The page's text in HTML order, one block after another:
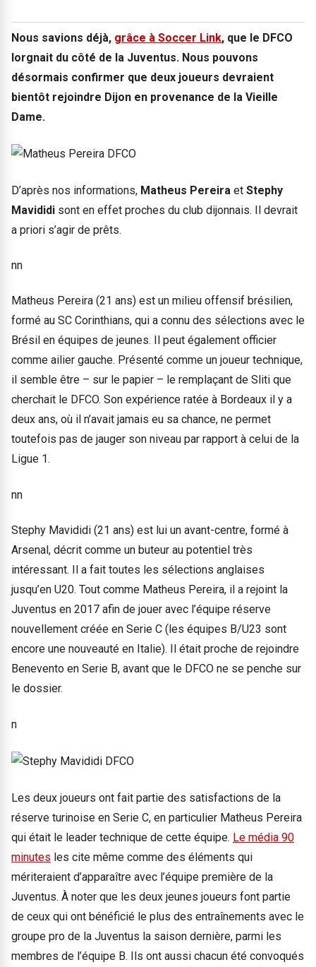
Nous savions déjà, grâce à Soccer Link, que le DFCO
lorgnait du côté de la Juventus. Nous pouvons
désormais confirmer que deux joueurs devraient
bientôt rejoindre Dijon en provenance de la Vieille
Dame.
D’après nos informations, Matheus Pereira et Stephy
Mavididi sont en effet proches du club dijonnais. Il devrait
a priori s’agir de prêts.
nn
Matheus Pereira (21 ans) est un milieu offensif brésilien,
formé au SC Corinthians, qui a connu des sélections avec le
Brésil en équipes de jeunes. Il peut également officier
comme ailier gauche. Présenté comme un joueur technique,
il semble être – sur le papier – le remplaçant de Sliti que
cherchait le DFCO. Son expérience ratée à Bordeaux il y a
deux ans, où il n’avait jamais eu sa chance, ne permet
toutefois pas de jauger son niveau par rapport à celui de la
Ligue 1.
nn
Stephy Mavididi (21 ans) est lui un avant-centre, formé à
Arsenal, décrit comme un buteur au potentiel très
intéressant. Il a fait toutes les sélections anglaises
jusqu’en U20. Tout comme Matheus Pereira, il a rejoint la
Juventus en 2017 afin de jouer avec l’équipe réserve
nouvellement créée en Serie C (les équipes B/U23 sont
encore une nouveauté en Italie). Il était proche de rejoindre
Benevento en Serie B, avant que le DFCO ne se penche sur
le dossier.
n
Les deux joueurs ont fait partie des satisfactions de la
réserve turinoise en Serie C, en particulier Matheus Pereira
qui était le leader technique de cette équipe. Le média 90
minutes les cite même comme des éléments qui
mériteraient d’apparaître avec l’équipe première de la
Juventus. À noter que les deux jeunes joueurs font partie
de ceux qui ont bénéficié le plus des entraînements avec le
groupe pro de la Juventus la saison dernière, parmi les
membres de l’équipe B. Ils ont aussi chacun été convoqués